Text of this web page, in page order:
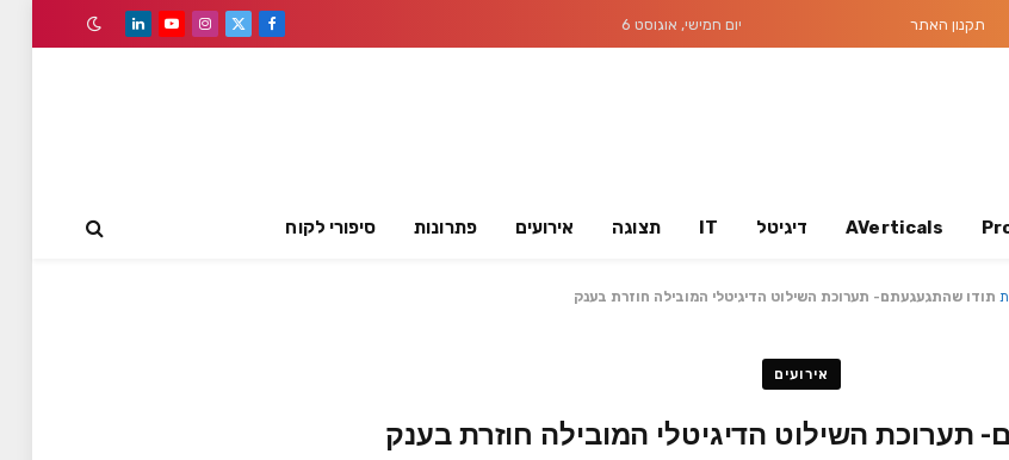
תקנון האתר יום חמישי, אוגוסט 6
Facebook
X
Instagram
YouTube
LinkedIn
AVerticals דיגיטל IT תצוגה אירועים פתרונות סיפורי לקוח
תודו שהתגעגעתם- תערוכת השילוט הדיגיטלי המובילה חוזרת בענק
אירועים
תערוכת השילוט הדיגיטלי המובילה חוזרת בענק